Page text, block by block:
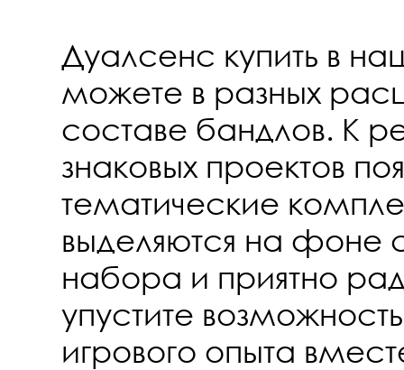
Дуалсенс купить в
можете в разных
составе бандлов. К
знаковых проектов
тематические
выделяются на фоне
набора и приятно
упустите
игрового опыта